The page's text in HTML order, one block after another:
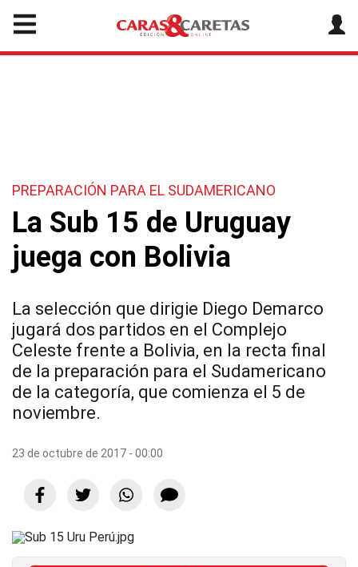
PREPARACIÓN PARA EL SUDAMERICANO
La Sub 15 de Uruguay
juega con Bolivia
La selección que dirigie Diego Demarco
jugará dos partidos en el Complejo
Celeste frente a Bolivia, en la recta final
de la preparación para el Sudamericano
de la categoría, que comienza el 5 de
noviembre.
23 de octubre de 2017 - 00:00